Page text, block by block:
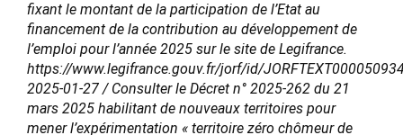
fixant le montant de la participation de l’Etat au
financement de la contribution au développement de
l’emploi pour l’année 2025 sur le site de Legifrance.
https://www.legifrance.gouv.fr/jorf/id/
2025-01-27 / Consulter le Décret n° 2025-262 du 21
mars 2025 habilitant de nouveaux territoires pour
mener l’expérimentation « territoire zéro chômeur de